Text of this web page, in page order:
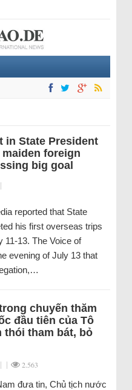
in State President
maiden foreign
big goal
|
reported that State
his first overseas trips
11-13. The Voice of
evening of July 13 that
chuyến thăm
đầu tiên của Tô
thói tham bát, bỏ
| | 2.563
đưa tin, Chủ tịch nước